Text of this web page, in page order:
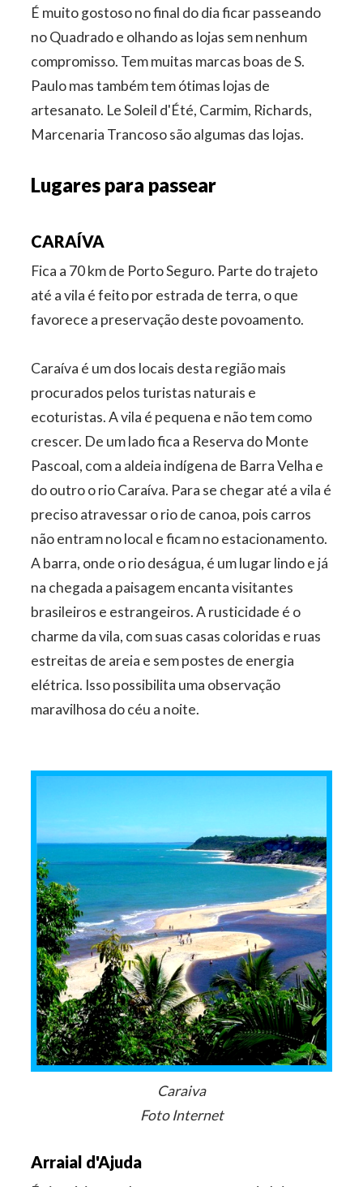
É muito gostoso no final do dia ficar passeando
no Quadrado e olhando as lojas sem nenhum
compromisso. Tem muitas marcas boas de S.
Paulo mas também tem ótimas lojas de
artesanato. Le Soleil d'Été, Carmim, Richards,
Marcenaria Trancoso são algumas das lojas.
Lugares para passear
CARAÍVA
Fica a 70 km de Porto Seguro. Parte do trajeto
até a vila é feito por estrada de terra, o que
favorece a preservação deste povoamento.
Caraíva é um dos locais desta região mais
procurados pelos turistas naturais e
ecoturistas. A vila é pequena e não tem como
crescer. De um lado fica a Reserva do Monte
Pascoal, com a aldeia indígena de Barra Velha e
do outro o rio Caraíva. Para se chegar até a vila é
preciso atravessar o rio de canoa, pois carros
não entram no local e ficam no estacionamento.
A barra, onde o rio deságua, é um lugar lindo e já
na chegada a paisagem encanta visitantes
brasileiros e estrangeiros. A rusticidade é o
charme da vila, com suas casas coloridas e ruas
estreitas de areia e sem postes de energia
elétrica. Isso possibilita uma observação
maravilhosa do céu a noite.
Caraiva
Foto Internet
Arraial d'Ajuda